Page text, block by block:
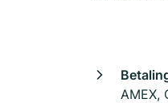
AMEX,